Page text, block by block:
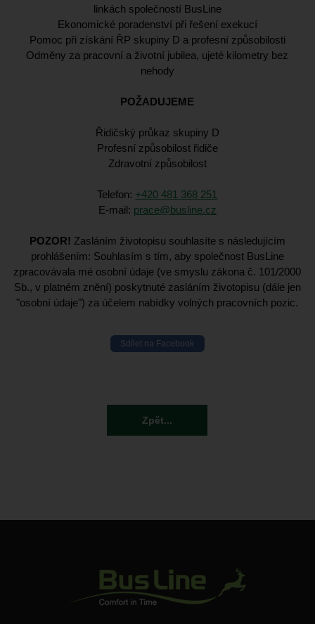
linkách společností BusLine
Ekonomické poradenství při řešení exekucí
Pomoc při získání ŘP skupiny D a profesní způsobilosti
Odměny za pracovní a životní jubilea, ujeté kilometry bez
nehody
POŽADUJEME
Řidičský průkaz skupiny D
Profesní způsobilost řidiče
Zdravotní způsobilost
Telefon: +420 481 368 251
E-mail: prace@busline.cz
POZOR! Zasláním životopisu souhlasíte s následujícím
prohlášením: Souhlasím s tím, aby společnost BusLine
zpracovávala mé osobní údaje (ve smyslu zákona č. 101/2000
Sb., v platném znění) poskytnuté zasláním životopisu (dále jen
"osobní údaje") za účelem nabídky volných pracovních pozic.
Sdílet na Facebook
Zpět...